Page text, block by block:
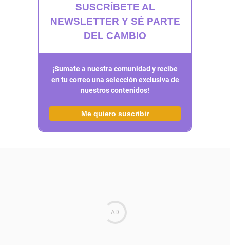
SUSCRÍBETE AL
NEWSLETTER Y SÉ PARTE
DEL CAMBIO
¡Sumate a nuestra comunidad y recibe
en tu correo una selección exclusiva de
nuestros contenidos!
Me quiero suscribir